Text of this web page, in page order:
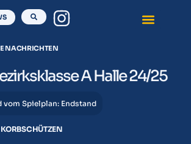
NACHRICHTEN
A Halle 24/25
vom Spielplan: Endstand
KORBSCHÜTZEN